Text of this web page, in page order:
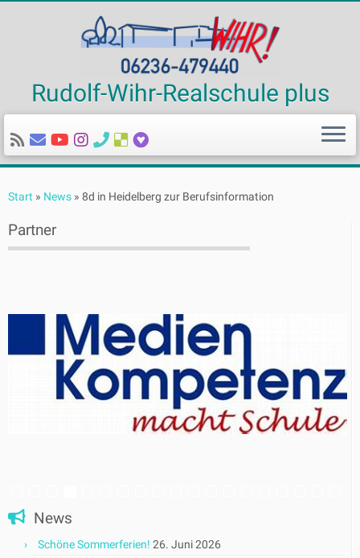
Inhalt
Rudolf-Wihr-Realschule plus
Start » News » 8d in Heidelberg zur Berufsinformation
Partner
News
Schöne Sommerferien! 26. Juni 2026